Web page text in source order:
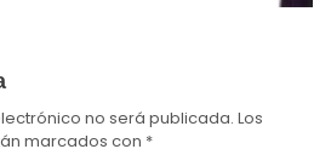
no será publicada. Los
marcados con *